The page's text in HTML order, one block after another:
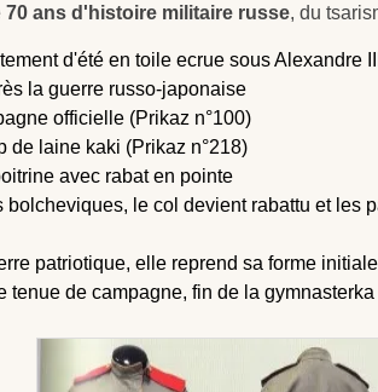
70 ans d'histoire militaire russe, du
d'été en toile ecrue sous Alexandre III
la guerre russo-japonaise
officielle (Prikaz n°100)
de laine kaki (Prikaz n°218)
avec rabat en pointe
bolcheviques, le col devient rabattu et les
patriotique, elle reprend sa forme
tenue de campagne, fin de la gymnasterka